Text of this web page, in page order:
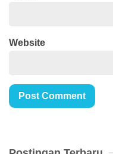
Website